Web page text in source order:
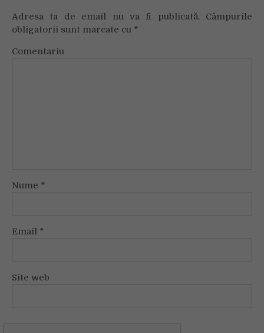
Adresa ta de email nu va fi publicată.Câmpurile
obligatorii sunt marcate cu *
Comentariu
Nume *
Email *
Site web